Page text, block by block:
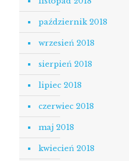
październik 2018
wrzesień 2018
sierpień 2018
lipiec 2018
czerwiec 2018
maj 2018
kwiecień 2018